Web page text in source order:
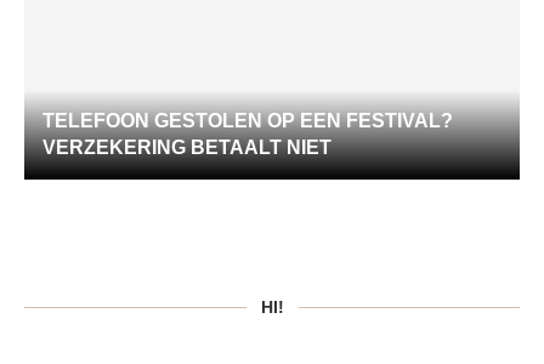
TELEFOON GESTOLEN OP EEN FESTIVAL?
VERZEKERING BETAALT NIET
HI!